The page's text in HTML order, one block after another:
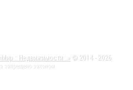
:: Недвижимости ::» © 2014 - 2026
запрещено законом.